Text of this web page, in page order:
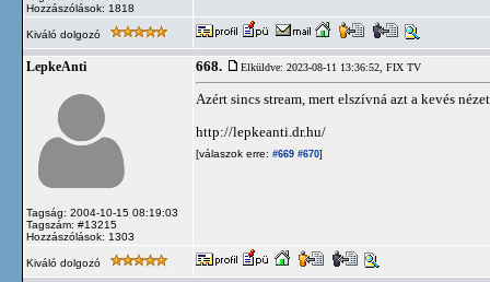
Hozzászólások: 1818
Kiváló dolgozó
LepkeAnti
Tagság: 2004-10-15 08:19:03
Tagszám: #13215
Hozzászólások: 1303
668. Elküldve: 2023-08-11 13:36:52, FIX TV
Azért sincs stream, mert elszívná azt a kevés
http://lepkeanti.dr.hu/
[válaszok erre: #669 #670]
Kiváló dolgozó